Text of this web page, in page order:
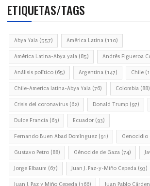
ETIQUETAS/TAGS
Abya Yala (557) América Latina (110)
América Latina-Abya yala (85) Andrés Figueroa
Análisis político (65) Argentina (147) Chile
Chile-America latina-Abya Yala (76) Colombia (88)
Crisis del coronavirus (62) Donald Trump (97)
Dulce Francia (63) Ecuador (93)
Fernando Buen Abad Domínguez (91) Genocidio
Gustavo Petro (88) Génocide de Gaza (74)
Jorge Elbaum (67) Juan J. Paz-y-Miño Cepeda (93)
Juan J. Paz y Miño Cepeda (166) Juan Pablo